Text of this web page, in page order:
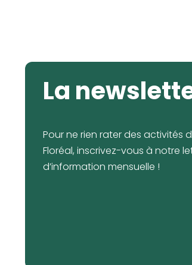
La
Pour ne rien rater des activités
Floréal, inscrivez-vous à notre
d’information mensuelle !